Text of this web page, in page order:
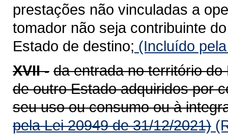
prestações não vinculadas a
tomador não seja contribuinte
Estado de destino; (Incluído
XVII - da entrada no território
de outro Estado adquiridos por
seu uso ou consumo ou à
pela Lei 20949 de 31/12/2021)